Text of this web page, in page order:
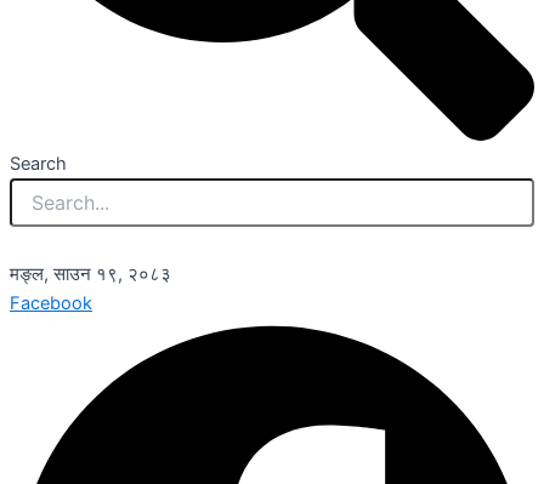
Search
मङ्ल, साउन १९, २०८३
Facebook